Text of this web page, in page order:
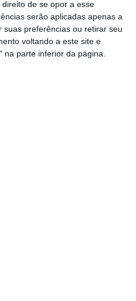
de se opor a esse
serão aplicadas apenas a
suas preferências ou retirar seu
voltando a este site e
na parte inferior da página.
26.
classificado,